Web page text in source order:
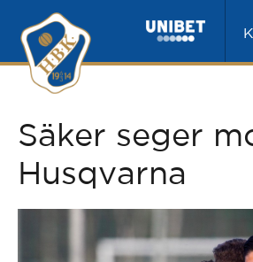
Säker seger
Husqvarna